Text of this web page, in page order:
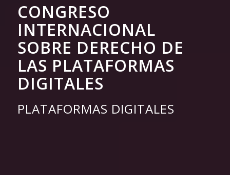
CONGRESO
INTERNACIONAL
SOBRE DERECHO DE
LAS PLATAFORMAS
DIGITALES
PLATAFORMAS DIGITALES